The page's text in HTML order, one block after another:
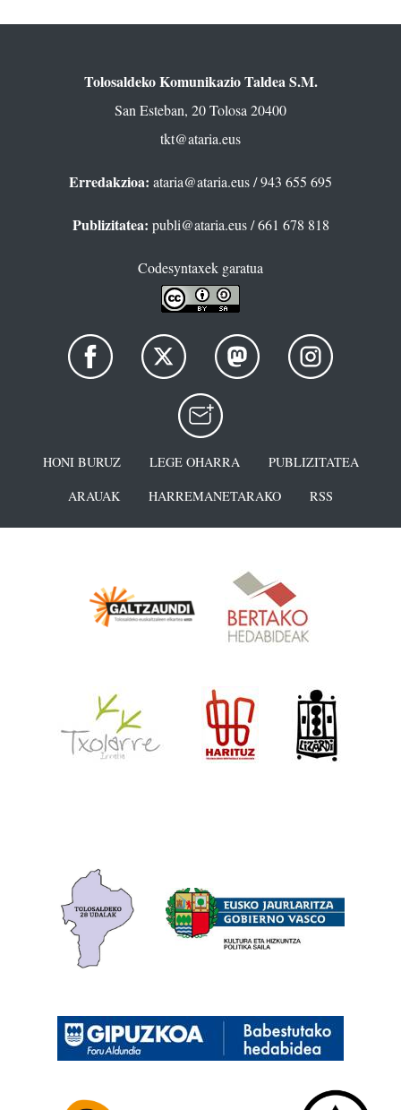
Tolosaldeko Komunikazio Taldea S.M.
San Esteban, 20 Tolosa 20400
tkt@ataria.eus
Erredakzioa: ataria@ataria.eus/ 943 655 695
Publizitatea: publi@ataria.eus/ 661 678 818
Codesyntaxek garatua
HONI BURUZ LEGE OHARRA
PUBLIZITATEA
ARAUAK
HARREMANETARAKO RSS